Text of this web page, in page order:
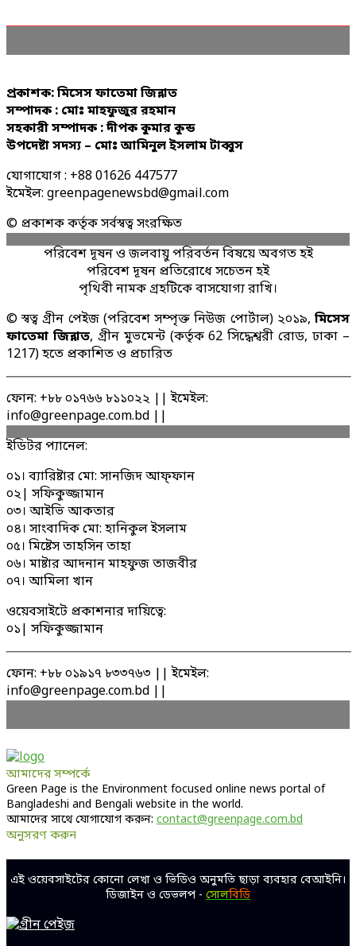
প্রকাশক: মিসেস ফাতেমা জিন্নাত
সম্পাদক : মোঃ মাহফুজুর রহমান
সহকারী সম্পাদক : দীপক কুমার কুন্ড
উপদেষ্টা সদস্য – মোঃ আমিনুল ইসলাম টাব্বুস
যোগাযোগ : +88 01626 447577
ইমেইল: greenpagenewsbd@gmail.com
© প্রকাশক কর্তৃক সর্বস্বত্ব সংরক্ষিত
পরিবেশ দূষন ও জলবায়ু পরিবর্তন বিষয়ে অবগত হই
পরিবেশ দূষন প্রতিরোধে সচেতন হই
পৃথিবী নামক গ্রহটিকে বাসযোগ্য রাখি।
© স্বত্ব গ্রীন পেইজ (পরিবেশ সম্পৃক্ত নিউজ পোর্টাল) ২০১৯, মিসেস
ফাতেমা জিন্নাত, গ্রীন মুভমেন্ট (কর্তৃক 62 সিদ্ধেশ্বরী রোড, ঢাকা –
1217) হতে প্রকাশিত ও প্রচারিত
ফোন: +৮৮ ০১৭৬৬ ৮১১০২২ || ইমেইল:
info@greenpage.com.bd ||
ইডিটর প্যানেল:
০১। ব্যারিষ্টার মো: সানজিদ আফ্ফান
০২| সফিকুজ্জামান
০৩। আইভি আকতার
০৪। সাংবাদিক মো: হানিকুল ইসলাম
০৫। মিষ্টেস তাহসিন তাহা
০৬। মাষ্টার আদনান মাহফুজ তাজবীর
০৭। আমিলা খান
ওয়েবসাইটে প্রকাশনার দায়িত্বে:
০১| সফিকুজ্জামান
ফোন: +৮৮ ০১৯১৭ ৮৩৩৭৬৩ || ইমেইল:
info@greenpage.com.bd ||
আমাদের সম্পর্কে
Green Page is the Environment focused online news portal of
Bangladeshi and Bengali website in the world.
আমাদের সাথে যোগাযোগ করুন: contact@greenpage.com.bd
অনুসরণ করুন
এই ওয়েবসাইটের কোনো লেখা ও ভিডিও অনুমতি ছাড়া ব্যবহার বেআইনি।
ডিজাইন ও ডেভলপ - সোলবিডি